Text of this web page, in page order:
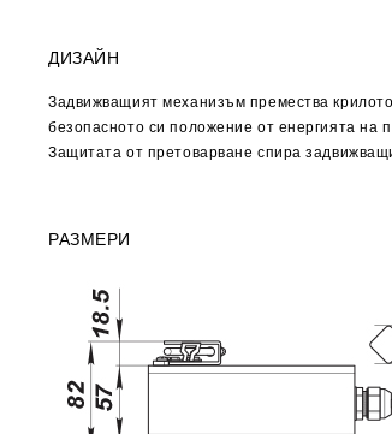
ДИЗАЙН
Задвижващият механизъм премества
безопасното си положение от енергията на
Защитата от претоварване спира
РАЗМЕРИ